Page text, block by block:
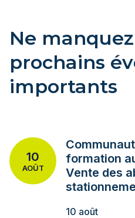
Ne
prochains
importants
10
AOÛT
formation
Vente des
10 août